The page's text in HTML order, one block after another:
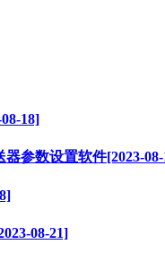
18]
参数设置软件[2023-
08-21]